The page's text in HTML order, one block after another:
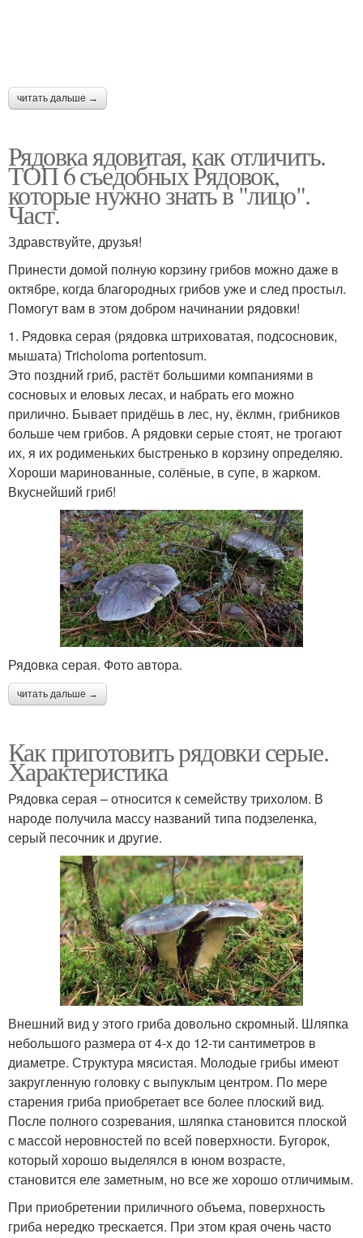
читать дальше →
Рядовка ядовитая, как отличить.
ТОП 6 съедобных Рядовок,
которые нужно знать в "лицо".
Част.
Здравствуйте, друзья!
Принести домой полную корзину грибов можно даже в
октябре, когда благородных грибов уже и след простыл.
Помогут вам в этом добром начинании рядовки!
1. Рядовка серая (рядовка штриховатая, подсосновик,
мышата) Tricholoma portentosum.
Это поздний гриб, растёт большими компаниями в
сосновых и еловых лесах, и набрать его можно
прилично. Бывает придёшь в лес, ну, ёклмн, грибников
больше чем грибов. А рядовки серые стоят, не трогают
их, я их родименьких быстренько в корзину определяю.
Хороши маринованные, солёные, в супе, в жарком.
Вкуснейший гриб!
Рядовка серая. Фото автора.
читать дальше →
Как приготовить рядовки серые.
Характеристика
Рядовка серая – относится к семейству трихолом. В
народе получила массу названий типа подзеленка,
серый песочник и другие.
Внешний вид у этого гриба довольно скромный. Шляпка
небольшого размера от 4-х до 12-ти сантиметров в
диаметре. Структура мясистая. Молодые грибы имеют
закругленную головку с выпуклым центром. По мере
старения гриба приобретает все более плоский вид.
После полного созревания, шляпка становится плоской
с массой неровностей по всей поверхности. Бугорок,
который хорошо выделялся в юном возрасте,
становится еле заметным, но все же хорошо отличимым.
При приобретении приличного объема, поверхность
гриба нередко трескается. При этом края очень часто